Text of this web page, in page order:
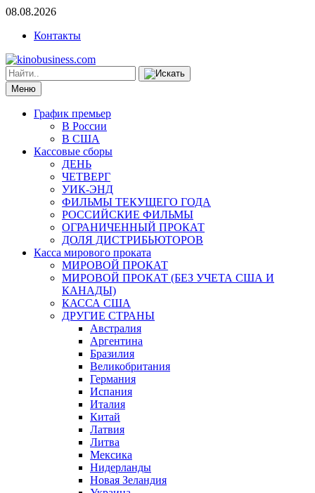
08.08.2026
Контакты
Меню
График премьер
В России
В США
Кассовые сборы
ДЕНЬ
ЧЕТВЕРГ
УИК-ЭНД
ФИЛЬМЫ ТЕКУЩЕГО ГОДА
РОССИЙСКИЕ ФИЛЬМЫ
ОГРАНИЧЕННЫЙ ПРОКАТ
ДОЛЯ ДИСТРИБЬЮТОРОВ
Касса мирового проката
МИРОВОЙ ПРОКАТ
МИРОВОЙ ПРОКАТ (БЕЗ УЧЕТА США И
КАНАДЫ)
КАССА США
ДРУГИЕ СТРАНЫ
Австралия
Аргентина
Бразилия
Великобритания
Германия
Испания
Италия
Китай
Латвия
Литва
Мексика
Нидерланды
Новая Зеландия